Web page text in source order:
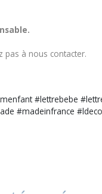
pas à nous contacter.
#lettrebebe
#madeinfrance